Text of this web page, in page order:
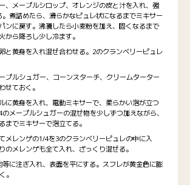
、メープルシロップ、オレンジの皮と汁を入れ、強
。煮詰めたら、滑らかなピュレ状になるまでミキサー
ンに戻す。沸騰したら小麦粉を加え、固くなるまで
から降ろし少し冷ます。
と黄身を入れ混ぜ合わせる。2のクランベリーピュレ
プルシュガー、コーンスターチ、クリームターター
せておく。
に黄身を入れ、電動ミキサーで、柔らかい泡が立つ
メープルシュガーの混ぜ物を少しずつ加えながら、
までミキサーで泡立てる。
メレンゲの1/4を3のクランベリーピュレの中に入
のメレンゲも全て入れ、ざっくり混ぜる。
等に注ぎ入れ、表面を平にする。スフレが黄金色に膨
。